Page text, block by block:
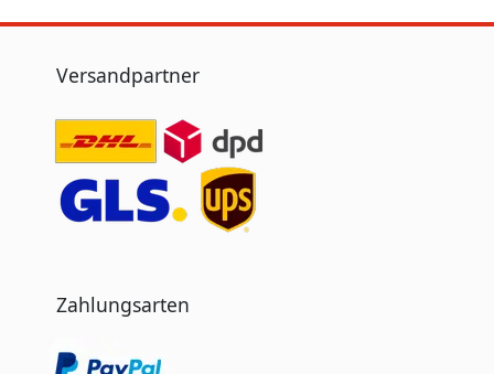
Versandpartner
Zahlungsarten